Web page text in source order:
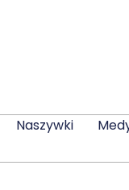
Naszywki